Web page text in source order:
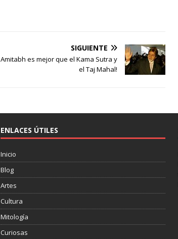
SIGUIENTE
Amitabh es mejor que el Kama Sutra y
el Taj Mahal!
ENLACES ÚTILES
Inicio
Blog
Artes
Cultura
Mitología
Curiosas